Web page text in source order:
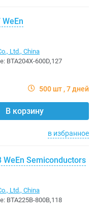
Ltd., China
BTA204X-600D,127
500 шт 7 дней
В корзину
в избранное
WeEn Semiconductors
Ltd., China
BTA225B-800B,118